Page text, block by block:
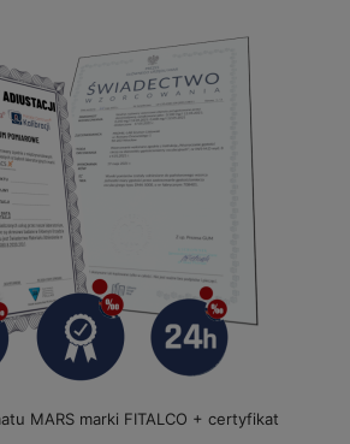
MARS marki FITALCO + certyfikat